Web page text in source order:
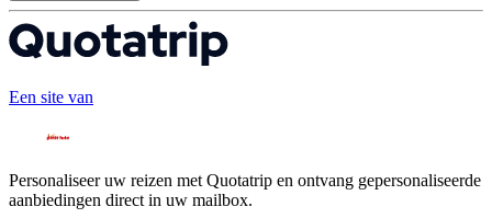
Een site van
Personaliseer uw reizen met Quotatrip en ontvang gepersonaliseerde
aanbiedingen direct in uw mailbox.